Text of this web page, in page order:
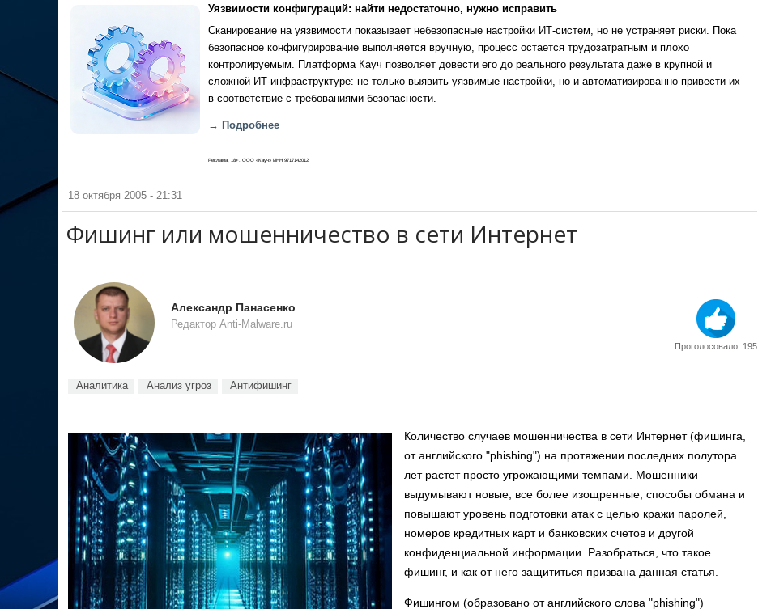
Уязвимости конфигураций: найти недостаточно, нужно исправить
Сканирование на уязвимости показывает небезопасные настройки ИТ-систем, но не устраняет риски. Пока
безопасное конфигурирование выполняется вручную, процесс остается трудозатратным и плохо
контролируемым. Платформа Кауч позволяет довести его до реального результата даже в крупной и
сложной ИТ-инфраструктуре: не только выявить уязвимые настройки, но и автоматизированно привести их
в соответствие с требованиями безопасности.
→ Подробнее
Реклама, 18+. ООО «Кауч» ИНН 9717142012
18 октября 2005 - 21:31
Фишинг или мошенничество в сети Интернет
Александр Панасенко
Редактор Anti-Malware.ru
Проголосовало: 195
Аналитика Анализ угроз Антифишинг
Количество случаев мошенничества в сети Интернет (фишинга,
от английского "phishing") на протяжении последних полутора
лет растет просто угрожающими темпами. Мошенники
выдумывают новые, все более изощренные, способы обмана и
повышают уровень подготовки атак с целью кражи паролей,
номеров кредитных карт и банковских счетов и другой
конфиденциальной информации. Разобраться, что такое
фишинг, и как от него защититься призвана данная статья.
Фишингом (образовано от английского слова "phishing")